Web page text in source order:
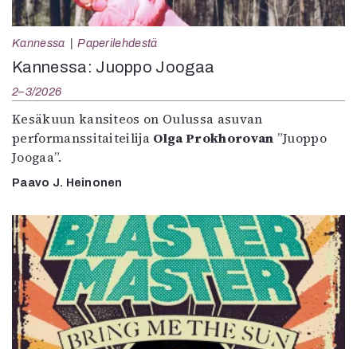
Kannessa Paperilehdestä
Kannessa: Juoppo Joogaa
2–3/2026
Kesäkuun kansiteos on Oulussa asuvan
performanssitaiteilija Olga Prokhorovan ”Juoppo
Joogaa”.
Paavo J. Heinonen